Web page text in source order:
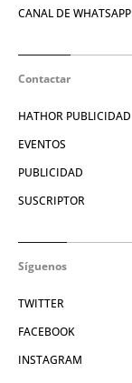
CANAL DE WHATSAPP
Contactar
HATHOR PUBLICIDAD
EVENTOS
PUBLICIDAD
SUSCRIPTOR
Síguenos
TWITTER
FACEBOOK
INSTAGRAM